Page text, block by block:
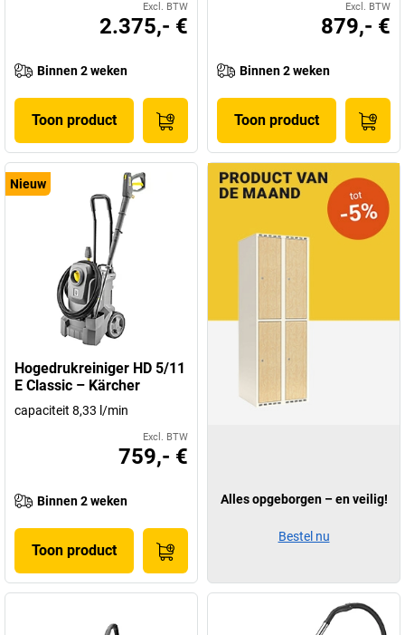
Excl. BTW
2.375,- €
Binnen 2 weken
Toon product
Excl. BTW
879,- €
Binnen 2 weken
Toon product
Nieuw
Hogedrukreiniger HD 5/11
E Classic – Kärcher
capaciteit 8,33 l/min
Excl. BTW
759,- €
Binnen 2 weken
Toon product
Alles opgeborgen – en veilig!
Bestel nu